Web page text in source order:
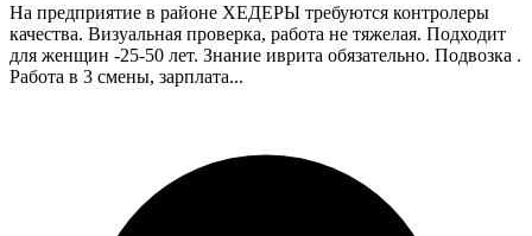
На предприятие в районе ХЕДЕРЫ требуются контролеры
качества. Визуальная проверка, работа не тяжелая. Подходит
для женщин -25-50 лет. Знание иврита обязательно. Подвозка .
Работа в 3 смены, зарплата...